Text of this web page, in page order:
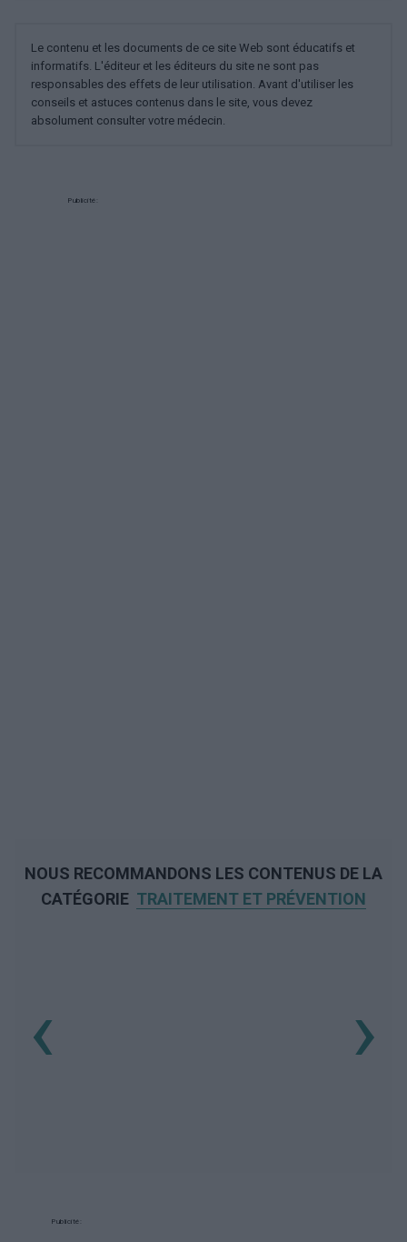
Le contenu et les documents de ce site Web sont éducatifs et
informatifs. L'éditeur et les éditeurs du site ne sont pas
responsables des effets de leur utilisation. Avant d'utiliser les
conseils et astuces contenus dans le site, vous devez
absolument consulter votre médecin.
Publicité:
NOUS RECOMMANDONS LES CONTENUS DE LA
CATÉGORIE TRAITEMENT ET PRÉVENTION
‹ ›
Publicité: